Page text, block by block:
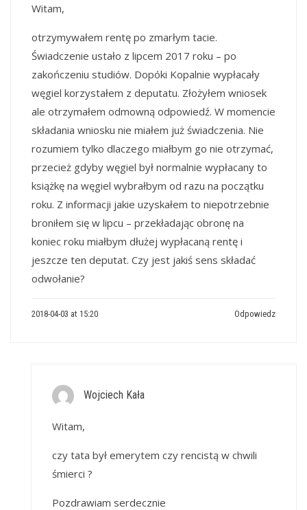
Witam,
otrzymywałem rentę po zmarłym tacie.
Świadczenie ustało z lipcem 2017 roku – po
zakończeniu studiów. Dopóki Kopalnie wypłacały
węgiel korzystałem z deputatu. Złożyłem wniosek
ale otrzymałem odmowną odpowiedź. W momencie
składania wniosku nie miałem już świadczenia. Nie
rozumiem tylko dlaczego miałbym go nie otrzymać,
przecież gdyby węgiel był normalnie wypłacany to
książkę na węgiel wybrałbym od razu na początku
roku. Z informacji jakie uzyskałem to niepotrzebnie
broniłem się w lipcu – przekładając obronę na
koniec roku miałbym dłużej wypłacaną rentę i
jeszcze ten deputat. Czy jest jakiś sens składać
odwołanie?
2018-04-03 at 15:20 Odpowiedz
Wojciech Kała
Witam,
czy tata był emerytem czy rencistą w chwili
śmierci ?
Pozdrawiam serdecznie